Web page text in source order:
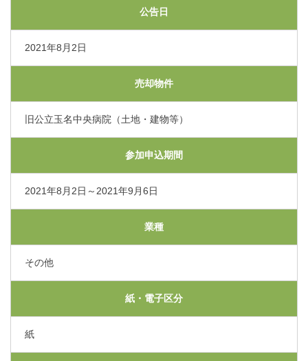
公告日
2021年8月2日
売却物件
旧公立玉名中央病院（土地・建物等）
参加申込期間
2021年8月2日～2021年9月6日
業種
その他
紙・電子区分
紙
熊本県玉名市玉名550番地
0968-73-5000
プライバシーポリシー 入札に関するお知らせ
くまもと県北病院会議室等使用規則（word）